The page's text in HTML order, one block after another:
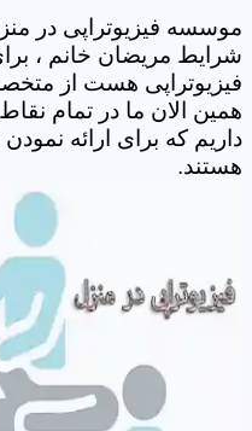
موسسه فیزیوتراپی در
شرایط مریضان خانم ،
فیزیوتراپی هست از
همین الان ما در تمام
داریم که برای ارائه
هستند.